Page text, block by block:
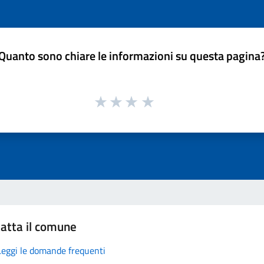
sono chiare le informazioni su questa
il comune
le domande frequenti